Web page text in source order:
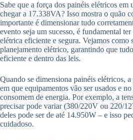
Sabe que a força dos painéis elétricos em
chegar a 17.338VA? Isso mostra o quão
importante é dimensionar tudo
evento seja um sucesso, é fundamental
elétrica eficiente e segura. Vejamos como
planejamento elétrico, garantindo que
eficiente e dentro das leis.
Quando se dimensiona painéis elétricos, a
em que equipamentos vão ser usados e
consomem de energia. Por exemplo, a
precisar pode variar (380/220V ou 220/
deles pode ser de até 14.950W – e isso
cuidadoso.